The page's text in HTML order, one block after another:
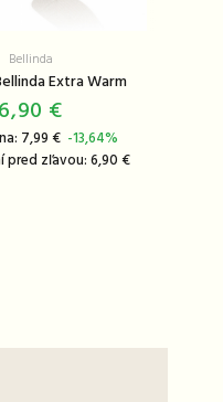
Bellinda
Extra Warm
6,90 €
7,99 € -13,64%
pred zľavou: 6,90 €